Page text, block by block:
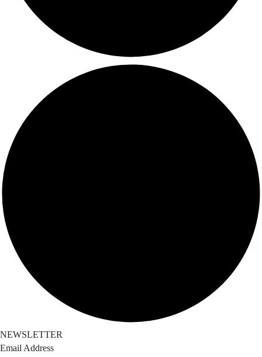
NEWSLETTER
Email Address